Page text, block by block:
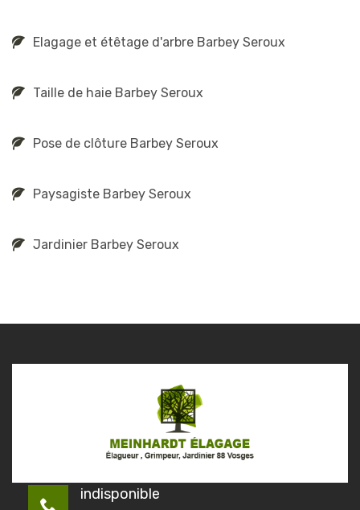
Elagage et étêtage d'arbre Barbey Seroux
Taille de haie Barbey Seroux
Pose de clôture Barbey Seroux
Paysagiste Barbey Seroux
Jardinier Barbey Seroux
indisponible